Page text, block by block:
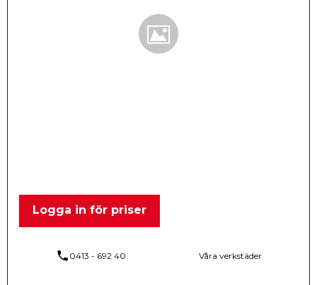
Logga in för priser
phone 0413 - 692 40 Våra verkstäder